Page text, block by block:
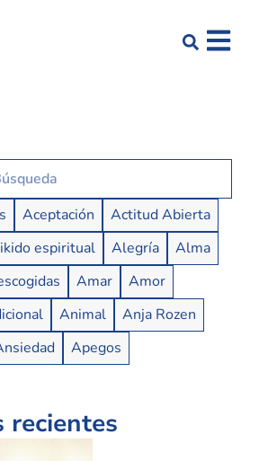
Aceptación
Actitud Abierta
espiritual Alegría
Alma
Amar
Amor
Animal
Anja Rozen
Apegos
recientes